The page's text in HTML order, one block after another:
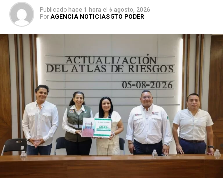
Publicado hace 1 hora el 6 agosto, 2026
Por AGENCIA NOTICIAS 5TO PODER